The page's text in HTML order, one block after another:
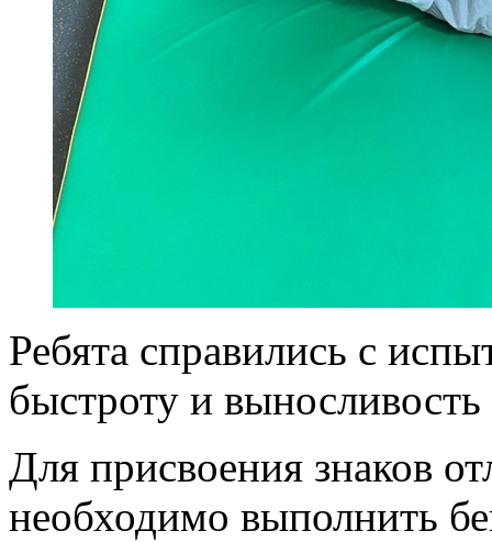
Ребята справились с
быстроту и выносливость
Для присвоения знаков
необходимо выполнить